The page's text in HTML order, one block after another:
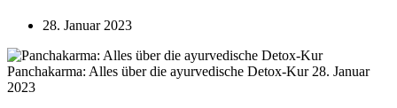
28. Januar 2023
Panchakarma: Alles über die ayurvedische Detox-Kur 28. Januar
2023